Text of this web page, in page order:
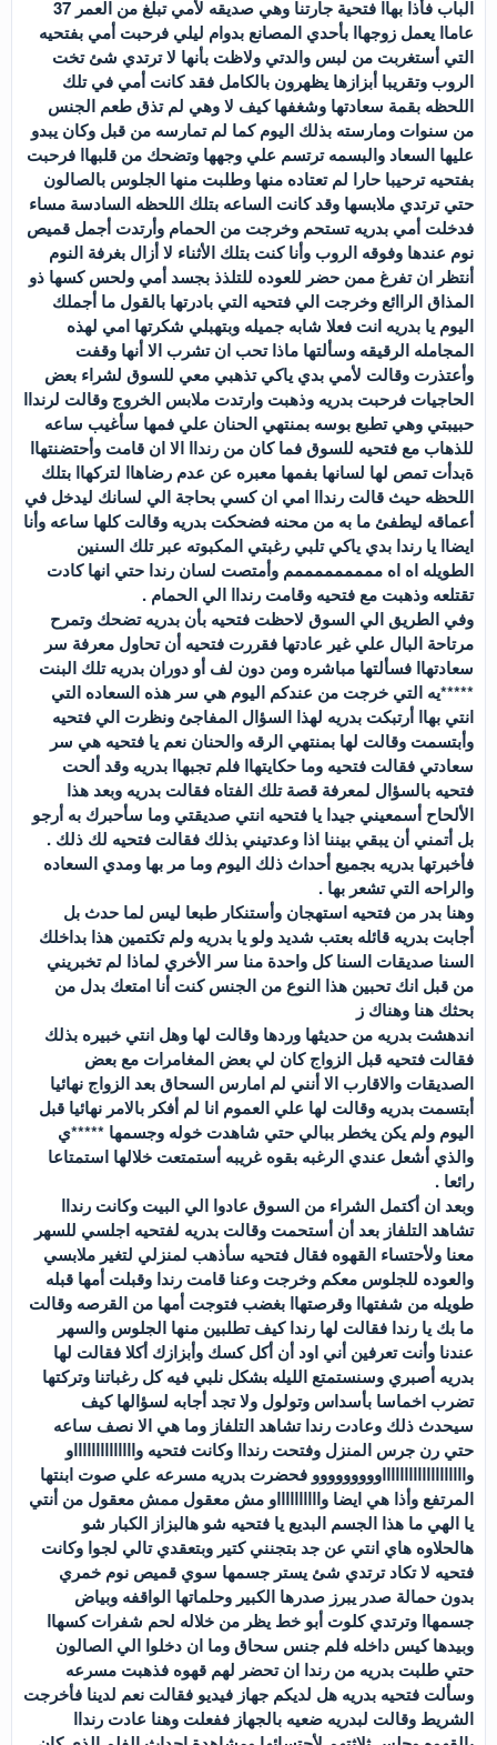
الباب فأذا بهاا فتحية جارتنا وهي صديقه لأمي تبلغ من العمر 37
عاماا يعمل زوجهاا بأحدي المصانع بدوام ليلي فرحبت أمي بفتحيه
التي أستغربت من لبس والدتي ولاظت بأنها لا ترتدي شئ تخت
الروب وتقريبا أبزازها يظهرون بالكامل فقد كانت أمي في تلك
اللحظه بقمة سعادتها وشغفها كيف لا وهي لم تذق طعم الجنس
من سنوات ومارسته بذلك اليوم كما لم تمارسه من قبل وكان يبدو
عليها السعاد والبسمه ترتسم علي وجهها وتضحك من قلبهاا فرحبت
بفتحيه ترحيبا حارا لم تعتاده منها وطلبت منها الجلوس بالصالون
حتي ترتدي ملابسها وقد كانت الساعه بتلك اللحظه السادسة مساء
فدخلت أمي بدريه تستحم وخرجت من الحمام وأرتدت أجمل قميص
نوم عندها وفوقه الروب وأنا كنت بتلك الأثناء لا أزال بغرفة النوم
أنتظر ان تفرغ ممن حضر للعوده للتلذذ بجسد أمي ولحس كسها ذو
المذاق الراائع وخرجت الي فتحيه التي بادرتها بالقول ما أجملك
اليوم يا بدريه انت فعلا شابه جميله وبتهبلي شكرتها امي لهذه
المجامله الرقيقه وسألتها ماذا تحب ان تشرب الا أنها وقفت
وأعتذرت وقالت لأمي بدي ياكي تذهبي معي للسوق لشراء بعض
الحاجيات فرحبت بدريه وذهبت وارتدت ملابس الخروج وقالت لرنداا
حبيبتي وهي تطبع بوسه بمنتهي الحنان علي فمها سأغيب ساعه
للذهاب مع فتحيه للسوق فما كان من رنداا الا ان قامت وأحتضنتهاا
ةبدأت تمص لها لسانها بفمها معبره عن عدم رضاهاا لتركهاا بتلك
اللحظه حيث قالت رنداا امي ان كسي بحاجة الي لسانك ليدخل في
أعماقه ليطفئ ما به من محنه فضحكت بدريه وقالت كلها ساعه وأنا
ايضاا يا رندا بدي ياكي تلبي رغبتي المكبوته عبر تلك السنين
الطويله اه اه مممممممممم وأمتصت لسان رندا حتي انها كادت
تقتلعه وذهبت مع فتحيه وقامت رنداا الي الحمام .
وفي الطريق الي السوق لاحظت فتحيه بأن بدريه تضحك وتمرح
مرتاحة البال علي غير عادتها فقررت فتحيه أن تحاول معرفة سر
سعادتهاا فسألتها مباشره ومن دون لف أو دوران بدريه تلك البنت
*****يه التي خرجت من عندكم اليوم هي سر هذه السعاده التي
انتي بهاا أرتبكت بدريه لهذا السؤال المفاجئ ونظرت الي فتحيه
وأبتسمت وقالت لها بمنتهي الرقه والحنان نعم يا فتحيه هي سر
سعادتي فقالت فتحيه وما حكايتهاا فلم تجبهاا بدريه وقد ألحت
فتحيه بالسؤال لمعرفة قصة تلك الفتاه فقالت بدريه وبعد هذا
الألحاح أسمعيني جيدا يا فتحيه انتي صديقتي وما سأحبرك به أرجو
بل أتمني أن يبقي بيننا اذا وعدتيني بذلك فقالت فتحيه لك ذلك .
فأخبرتها بدريه بجميع أحداث ذلك اليوم وما مر بها ومدي السعاده
والراحه التي تشعر بها .
وهنا بدر من فتحيه استهجان وأستنكار طبعا ليس لما حدث بل
أجابت بدريه قائله بعتب شديد ولو يا بدريه ولم تكتمين هذا بداخلك
السنا صديقات السنا كل واحدة منا سر الأخري لماذا لم تخبريني
من قبل انك تحبين هذا النوع من الجنس كنت أنا امتعك بدل من
بحثك هنا وهناك ز
اندهشت بدريه من حديثها وردها وقالت لها وهل انتي خبيره بذلك
فقالت فتحيه قبل الزواج كان لي بعض المغامرات مع بعض
الصديقات والاقارب الا أنني لم امارس السحاق بعد الزواج نهائيا
أبتسمت بدريه وقالت لها علي العموم انا لم أفكر بالامر نهائيا قبل
اليوم ولم يكن يخطر ببالي حتي شاهدت خوله وجسمها *****ي
والذي أشعل عندي الرغبه بقوه غريبه أستمتعت خلالها استمتاعا
رائعا .
وبعد ان أكتمل الشراء من السوق عادوا الي البيت وكانت رنداا
تشاهد التلفاز بعد أن أستحمت وقالت بدريه لفتحيه اجلسي للسهر
معنا ولأحتساء القهوه فقال فتحيه سأذهب لمنزلي لتغير ملابسي
والعوده للجلوس معكم وخرجت وعنا قامت رندا وقبلت أمها قبله
طويله من شفتهاا وقرصتهاا بغضب فتوجت أمها من القرصه وقالت
ما بك يا رندا فقالت لها رندا كيف تطلبين منها الجلوس والسهر
عندنا وأنت تعرفين أني اود أن أكل كسك وأبزازك أكلا فقالت لها
بدريه أصبري وسنستمتع الليله بشكل نلبي فيه كل رغباتنا وتركتها
تضرب اخماسا بأسداس وتولول ولا تجد أجابه لسؤالها كيف
سيحدث ذلك وعادت رندا تشاهد التلفاز وما هي الا نصف ساعه
حتي رن جرس المنزل وفتحت رنداا وكانت فتحيه وااااااااااااااو
واااااااااااااااااااووووووووو فحضرت بدريه مسرعه علي صوت ابنتها
المرتفع وأذا هي ايضا وااااااااااو مش معقول ممش معقول من أنتي
يا الهي ما هذا الجسم البديع يا فتحيه شو هالبزاز الكبار شو
هالحلاوه هاي انتي عن جد بتجنني كتير وبتعقدي تالي لجوا وكانت
فتحيه لا تكاد ترتدي شئ يستر جسمها سوي قميص نوم خمري
بدون حمالة صدر يبرز صدرها الكبير وحلماتها الواقفه وبياض
جسمهاا وترتدي كلوت أبو خط يظر من خلاله لحم شفرات كسهاا
وبيدها كيس داخله فلم جنس سحاق وما ان دخلوا الي الصالون
حتي طلبت بدريه من رندا ان تحضر لهم قهوه فذهبت مسرعه
وسألت فتحيه بدريه هل لديكم جهاز فيديو فقالت نعم لدينا فأخرجت
الشريط وقالت لبدريه ضعيه بالجهاز ففعلت وهنا عادت رنداا